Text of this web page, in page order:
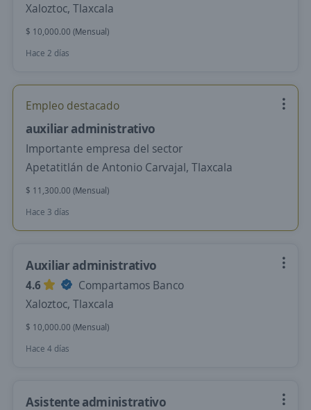
Xaloztoc, Tlaxcala
$ 10,000.00 (Mensual)
Hace 2 días
Empleo destacado
auxiliar administrativo
Importante empresa del sector
Apetatitlán de Antonio Carvajal, Tlaxcala
$ 11,300.00 (Mensual)
Hace 3 días
Auxiliar administrativo
4.6
Compartamos Banco
Xaloztoc, Tlaxcala
$ 10,000.00 (Mensual)
Hace 4 días
Asistente administrativo